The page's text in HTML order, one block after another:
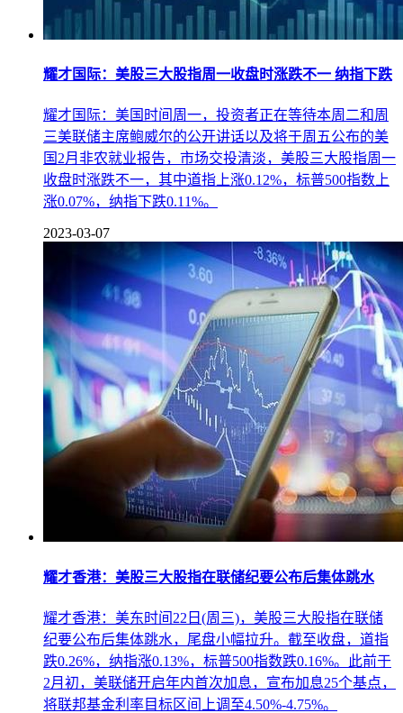
耀才国际：美股三大股指周一收盘时涨跌不一 纳指下跌
耀才国际：美国时间周一，投资者正在等待本周二和周
三美联储主席鲍威尔的公开讲话以及将于周五公布的美
国2月非农就业报告，市场交投清淡，美股三大股指周一
收盘时涨跌不一，其中道指上涨0.12%，标普500指数上
涨0.07%，纳指下跌0.11%。
2023-03-07
耀才香港：美股三大股指在联储纪要公布后集体跳水
耀才香港：美东时间22日(周三)，美股三大股指在联储
纪要公布后集体跳水，尾盘小幅拉升。截至收盘，道指
跌0.26%，纳指涨0.13%，标普500指数跌0.16%。此前于
2月初，美联储开启年内首次加息，宣布加息25个基点，
将联邦基金利率目标区间上调至4.50%-4.75%。